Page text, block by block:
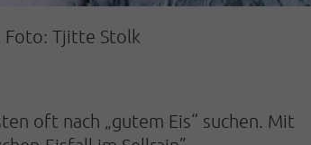
Foto: Tjitte Stolk
oft nach „gutem Eis“ suchen. Mit